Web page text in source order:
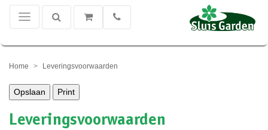
Home Leveringsvoorwaarden
Opslaan Print
Leveringsvoorwaarden